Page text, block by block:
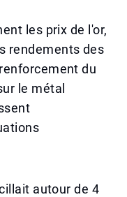
les prix de l'or,
rendements des
du
le métal
autour de 4